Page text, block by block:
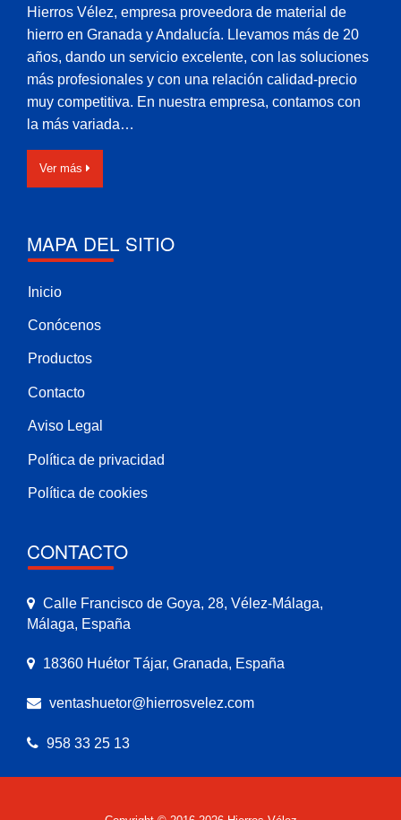
Hierros Vélez, empresa proveedora de material de
hierro en Granada y Andalucía. Llevamos más de 20
años, dando un servicio excelente, con las soluciones
más profesionales y con una relación calidad-precio
muy competitiva. En nuestra empresa, contamos con
la más variada…
Ver más
MAPA DEL SITIO
Inicio
Conócenos
Productos
Contacto
Aviso Legal
Política de privacidad
Política de cookies
CONTACTO
Calle Francisco de Goya, 28, Vélez-Málaga,
Málaga, España
18360 Huétor Tájar, Granada, España
ventashuetor@hierrosvelez.com
958 33 25 13